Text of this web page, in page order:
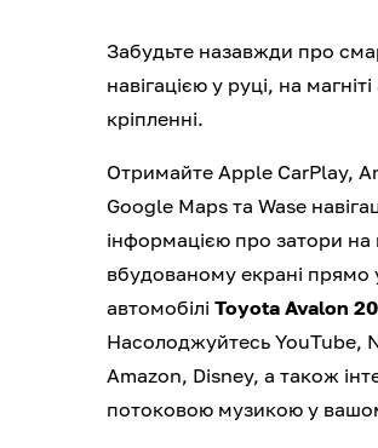
Забудьте назавжди про
навігацією у руці, на
кріпленні.
Отримайте Apple CarPlay,
Google Maps та Wase
інформацією про затори
вбудованому екрані
автомобілі Toyota Avalon
Насолоджуйтесь YouTube,
Amazon, Disney, а також
потоковою музикою у